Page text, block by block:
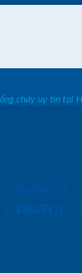
Cầu thang gỗ
Báo Giá
cháy uy tín tại
TIN TỨC -